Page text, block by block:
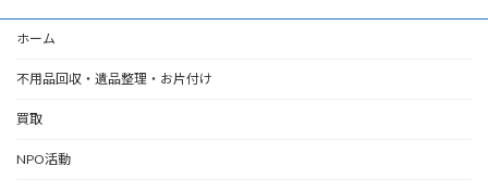
ホーム
不用品回収・遺品整理・お片付け
買取
NPO活動